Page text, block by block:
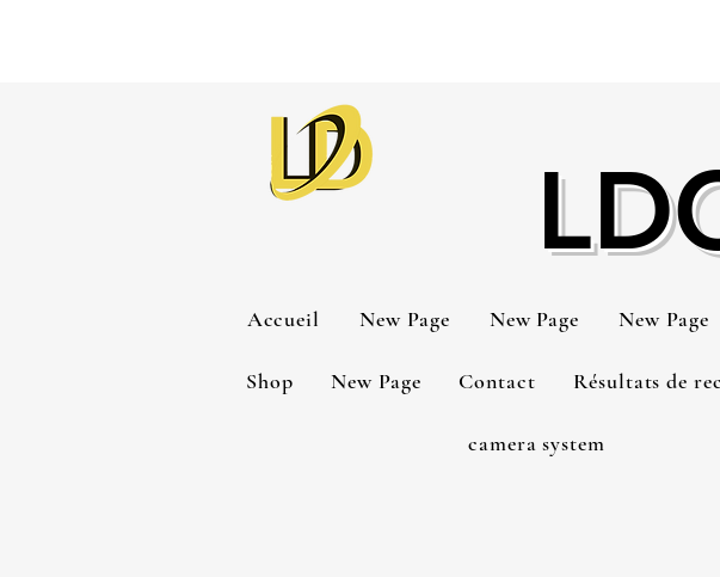
Accueil New Page New Page New Page
Shop New Page Contact Résultats de
camera system